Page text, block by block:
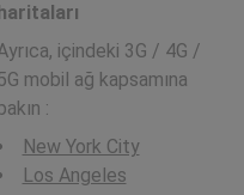
haritaları
içindeki 3G / 4G /
mobil ağ kapsamına
bakın :
New York City
Los Angeles